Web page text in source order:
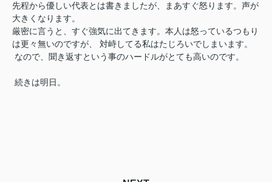
先程から優しい代表とは書きましたが、まあすぐ怒ります。 声が
大きくなります。
厳密に言うと、すぐ強気に出てきます。本人は怒っているつもり
は更々無いのですが、 対峙してる私はたじろいでしまいます。
なので、聞き返すという事のハードルがとても高いのです。
続きは明日。